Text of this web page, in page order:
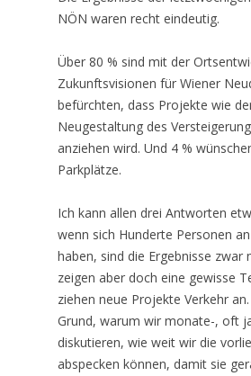
NÖN waren recht eindeutig.
Über 80 % sind mit der
Zukunftsvisionen für Wiener
befürchten, dass Projekte wie
Neugestaltung des
anziehen wird. Und 4 %
Parkplätze.
Ich kann allen drei Antworten
wenn sich Hunderte Personen
haben, sind die Ergebnisse zwar
zeigen aber doch eine gewisse
ziehen neue Projekte Verkehr
Grund, warum wir monate-, oft
diskutieren, wie weit wir die
abspecken können, damit sie